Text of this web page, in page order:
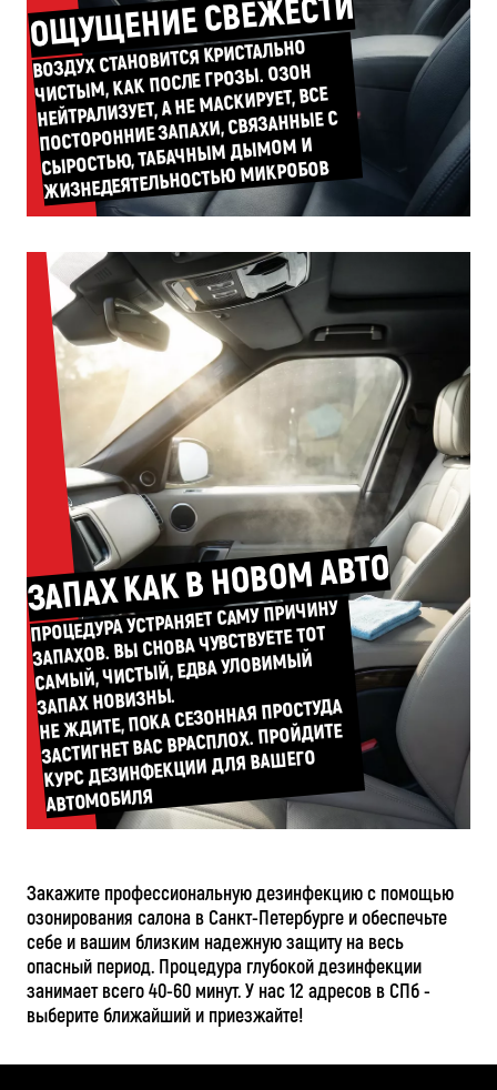
ОЩУЩЕНИЕ СВЕЖЕСТИ
ВОЗДУХ СТАНОВИТСЯ КРИСТАЛЬНО
ЧИСТЫМ, КАК ПОСЛЕ ГРОЗЫ. ОЗОН
НЕЙТРАЛИЗУЕТ, А НЕ МАСКИРУЕТ, ВСЕ
ПОСТОРОННИЕ ЗАПАХИ, СВЯЗАННЫЕ С
СЫРОСТЬЮ, ТАБАЧНЫМ ДЫМОМ И
ЖИЗНЕДЕЯТЕЛЬНОСТЬЮ МИКРОБОВ
ЗАПАХ КАК В НОВОМ АВТО
ПРОЦЕДУРА УСТРАНЯЕТ САМУ ПРИЧИНУ
ЗАПАХОВ. ВЫ СНОВА ЧУВСТВУЕТЕ ТОТ
САМЫЙ, ЧИСТЫЙ, ЕДВА УЛОВИМЫЙ
ЗАПАХ НОВИЗНЫ.
НЕ ЖДИТЕ, ПОКА СЕЗОННАЯ ПРОСТУДА
ЗАСТИГНЕТ ВАС ВРАСПЛОХ. ПРОЙДИТЕ
КУРС ДЕЗИНФЕКЦИИ ДЛЯ ВАШЕГО
АВТОМОБИЛЯ
Закажите профессиональную дезинфекцию с помощью
озонирования салона в Санкт-Петербурге и обеспечьте
себе и вашим близким надежную защиту на весь
опасный период. Процедура глубокой дезинфекции
занимает всего 40-60 минут. У нас 12 адресов в СПб -
выберите ближайший и приезжайте!